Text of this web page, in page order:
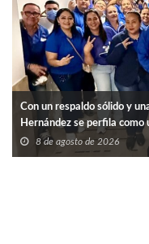
Con un respaldo sólido y
Hernández se perfila como
SNTISSSTE en Tamaulipas.
8 de agosto de 2026